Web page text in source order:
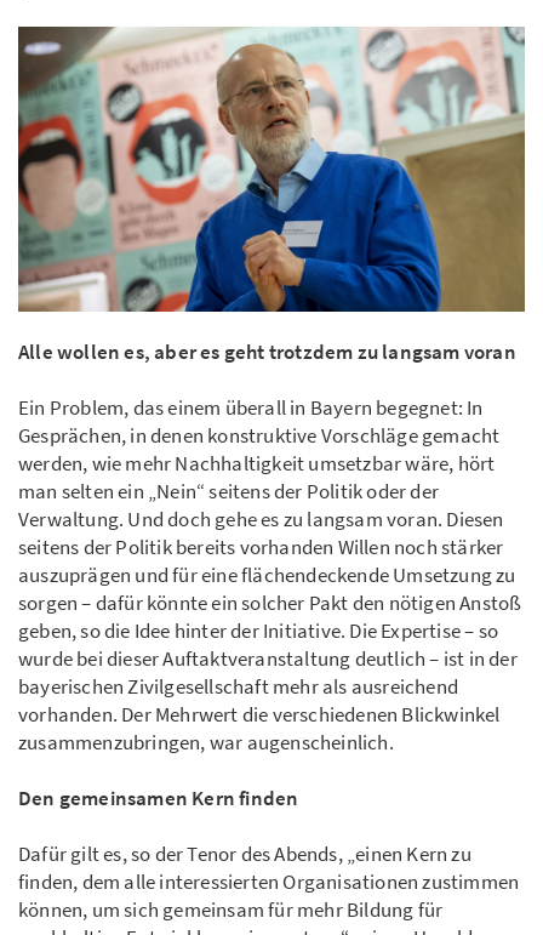
Alle wollen es, aber es geht trotzdem zu langsam voran
Ein Problem, das einem überall in Bayern begegnet: In
Gesprächen, in denen konstruktive Vorschläge gemacht
werden, wie mehr Nachhaltigkeit umsetzbar wäre, hört
man selten ein „Nein“ seitens der Politik oder der
Verwaltung. Und doch gehe es zu langsam voran. Diesen
seitens der Politik bereits vorhanden Willen noch stärker
auszuprägen und für eine flächendeckende Umsetzung zu
sorgen – dafür könnte ein solcher Pakt den nötigen Anstoß
geben, so die Idee hinter der Initiative. Die Expertise – so
wurde bei dieser Auftaktveranstaltung deutlich – ist in der
bayerischen Zivilgesellschaft mehr als ausreichend
vorhanden. Der Mehrwert die verschiedenen Blickwinkel
zusammenzubringen, war augenscheinlich.
Den gemeinsamen Kern finden
Dafür gilt es, so der Tenor des Abends, „einen Kern zu
finden, dem alle interessierten Organisationen zustimmen
können, um sich gemeinsam für mehr Bildung für